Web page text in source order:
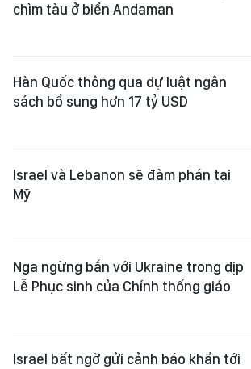
chìm tàu ở biển Andaman
Hàn Quốc thông qua dự luật ngân
sách bổ sung hơn 17 tỷ USD
Israel và Lebanon sẽ đàm phán tại
Mỹ
Nga ngừng bắn với Ukraine trong dịp
Lễ Phục sinh của Chính thống giáo
Israel bất ngờ gửi cảnh báo khẩn tới